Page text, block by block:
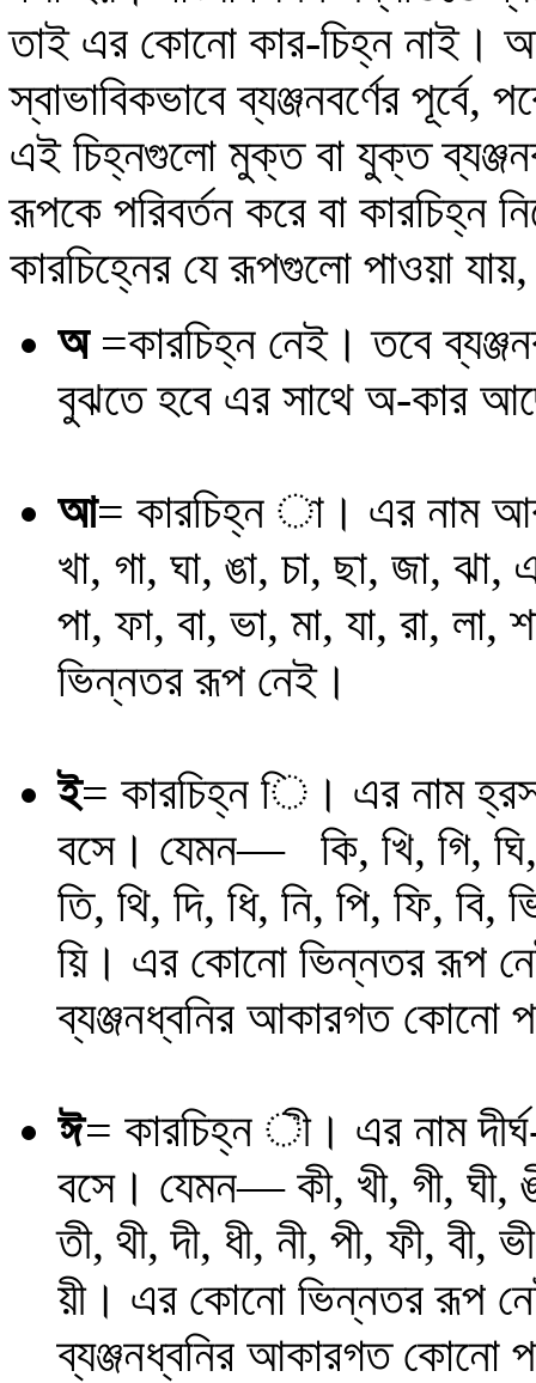
তাই এর কোনো কার-চিহ্ন নাই।
স্বাভাবিকভাবে ব্যঞ্জনবর্ণের
এই চিহ্নগুলো মুক্ত বা যুক্ত
রূপকে পরিবর্তন করে বা কারচিহ্ন
কারচিহ্নের যে রূপগুলো পাওয়া
অ=কারচিহ্ন নেই। তবে
বুঝতে হবে এর সাথে অ-কার
আ= কারচিহ্ন া। এর নাম
খা, গা, ঘা, ঙা, চা, ছা, জা, ঝা,
পা, ফা, বা, ভা, মা, যা, রা, লা,
ভিন্নতর রূপ নেই।
ই= কারচিহ্ন ি। এর নাম
বসে। যেমন―
কি, খি, গি,
তি, থি, দি, ধি, নি, পি, ফি, বি,
য়ি। এর কোনো ভিন্নতর রূপ
ব্যঞ্জনধ্বনির আকারগত কোনো
ঈ= কারচিহ্ন ী। এর নাম
বসে। যেমন― কী, খী, গী, ঘী,
তী, থী, দী, ধী, নী, পী, ফী, বী,
য়ী। এর কোনো ভিন্নতর রূপ
ব্যঞ্জনধ্বনির আকারগত কোনো